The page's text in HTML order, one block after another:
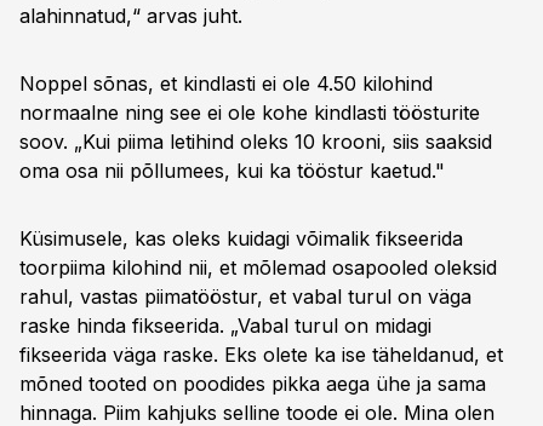
alahinnatud,“ arvas juht.
Noppel sõnas, et kindlasti ei ole 4.50 kilohind
normaalne ning see ei ole kohe kindlasti töösturite
soov. „Kui piima letihind oleks 10 krooni, siis saaksid
oma osa nii põllumees, kui ka tööstur kaetud."
Küsimusele, kas oleks kuidagi võimalik fikseerida
toorpiima kilohind nii, et mõlemad osapooled oleksid
rahul, vastas piimatööstur, et vabal turul on väga
raske hinda fikseerida. „Vabal turul on midagi
fikseerida väga raske. Eks olete ka ise täheldanud, et
mõned tooted on poodides pikka aega ühe ja sama
hinnaga. Piim kahjuks selline toode ei ole. Mina olen